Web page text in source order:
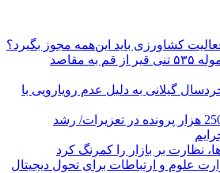
کشاورزی باید این‌همه مجوز بگیرد؟
ارسال نخستین محموله ۵۳۵ تنی قیر از قم به مقاصد
گیلانی به دلیل عدم رویارویی با
رسیدگی به نزدیک 250 هزار پرونده در تعزیرات/ رشد
نظارت بر بازار را کمرنگ کرد
علوم و ارتباطات برای تحول دیجیتال